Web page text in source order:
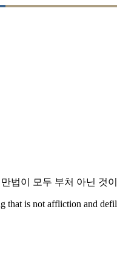
법이 모두 부처 아닌 것
that is not affliction and